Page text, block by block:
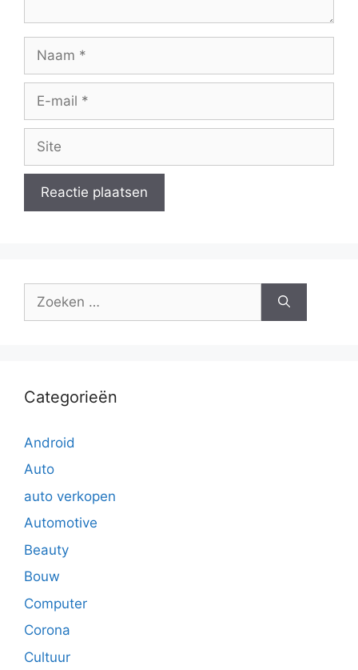
mail
naar:
Categorieën
Android
Auto
auto verkopen
Automotive
Beauty
Bouw
Computer
Corona
Cultuur